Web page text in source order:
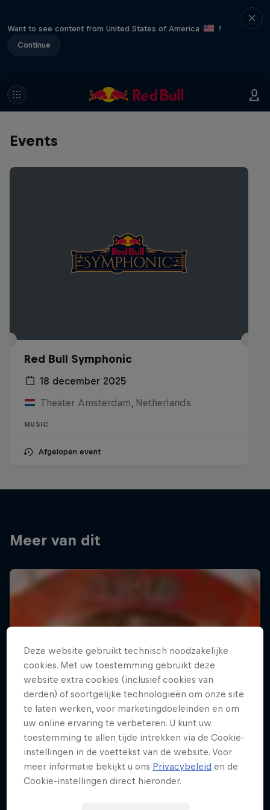
Want to see content from United States of America
?
Continue
Events
Red Bull Symphonic
18 december 2025
Theater Amsterdam, Netherlands
MUSIC
Afgelopen event
Meer van dit
Deze website gebruikt technisch noodzakelijke
cookies. Met uw toestemming gebruikt deze
website extra cookies (inclusief cookies van
derden) of soortgelijke technologieën om onze site
te laten werken, voor marketingdoeleinden en om
uw online ervaring te verbeteren. U kunt uw
toestemming te allen tijde intrekken via de Cookie-
instellingen in de voettekst van de website. Voor
meer informatie bekijkt u ons Privacybeleid en de
Cookie-instellingen direct hieronder.